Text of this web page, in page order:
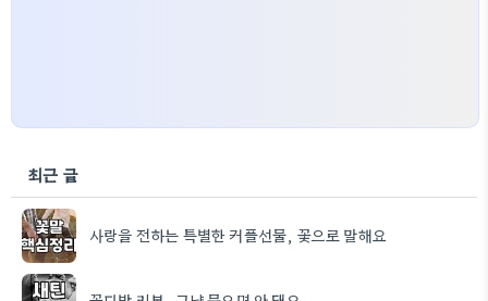
최근 글
사랑을 전하는 특별한 커플선물, 꽃으로 말해요